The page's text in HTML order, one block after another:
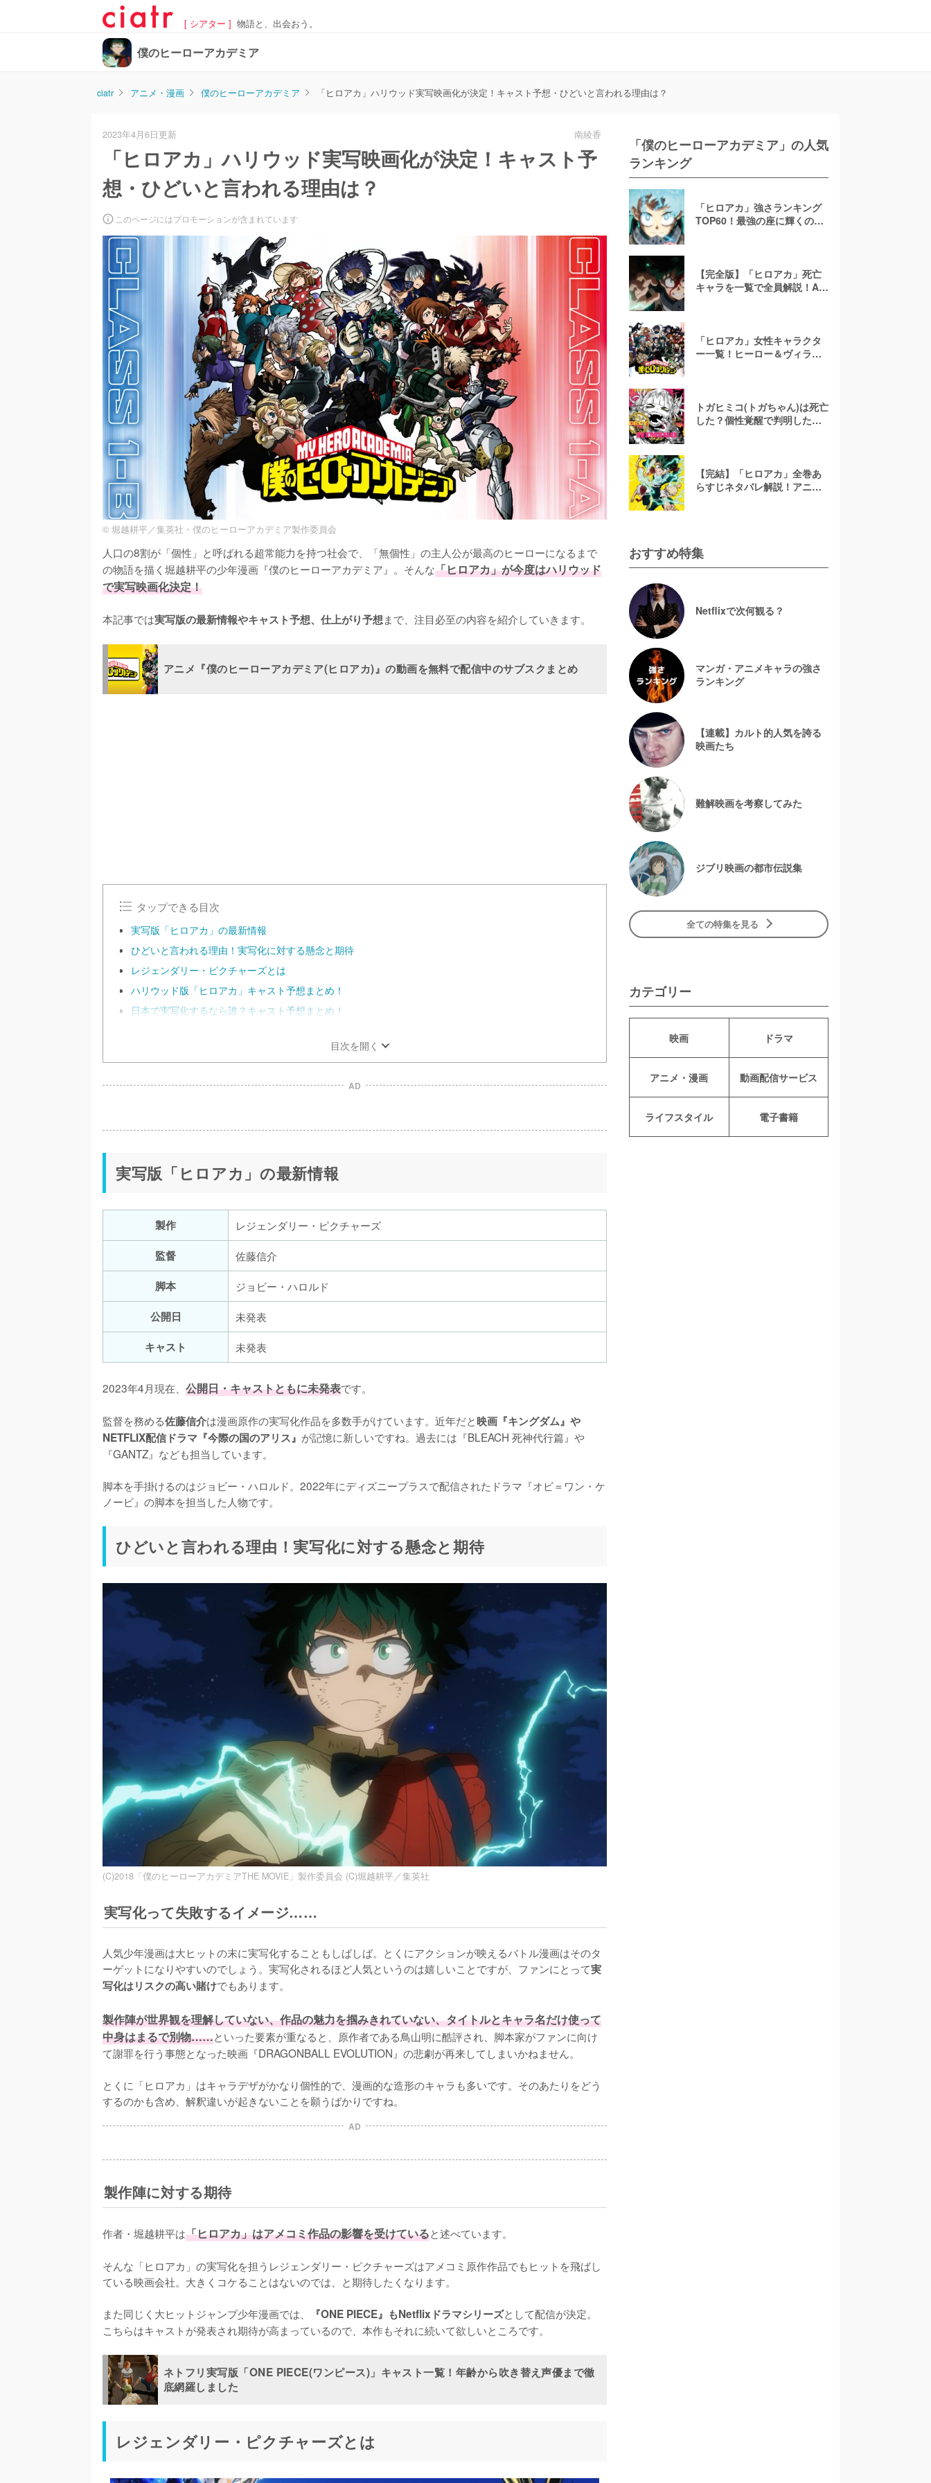
[ シアター ] 物語と、出会おう。
僕のヒーローアカデミア
ciatr アニメ・漫画 僕のヒーローアカデミア 「ヒロアカ」ハリウッド実写映画化が決定！キャスト予想・ひどいと言われる理由は？
2023年4月6日更新 南綾香
「ヒロアカ」ハリウッド実写映画化が決定！キャスト予
想・ひどいと言われる理由は？
このページにはプロモーションが含まれています
© 堀越耕平／集英社・僕のヒーローアカデミア製作委員会
人口の8割が「個性」と呼ばれる超常能力を持つ社会で、「無個性」の主人公が最高のヒーローになるまで
の物語を描く堀越耕平の少年漫画『僕のヒーローアカデミア』。そんな「ヒロアカ」が今度はハリウッド
で実写映画化決定！
本記事では実写版の最新情報やキャスト予想、仕上がり予想まで、注目必至の内容を紹介していきます。
アニメ『僕のヒーローアカデミア(ヒロアカ)』の動画を無料で配信中のサブスクまとめ
タップできる目次
実写版「ヒロアカ」の最新情報
ひどいと言われる理由！実写化に対する懸念と期待
レジェンダリー・ピクチャーズとは
ハリウッド版「ヒロアカ」キャスト予想まとめ！
日本で実写化するなら誰？キャスト予想まとめ！
目次を開く
AD
実写版「ヒロアカ」の最新情報
製作
レジェンダリー・ピクチャーズ
監督
佐藤信介
脚本
ジョビー・ハロルド
公開日
未発表
キャスト
未発表
2023年4月現在、 公開日・キャストともに未発表です。
監督を務める佐藤信介は漫画原作の実写化作品を多数手がけています。近年だと映画『キングダム』や
NETFLIX配信ドラマ『今際の国のアリス』 が記憶に新しいですね。過去には『BLEACH 死神代行篇』や
『GANTZ』なども担当しています。
脚本を手掛けるのはジョビー・ハロルド。2022年にディズニープラスで配信されたドラマ『オビ＝ワン・ケ
ノービ』の脚本を担当した人物です。
ひどいと言われる理由！実写化に対する懸念と期待
(C)2018「僕のヒーローアカデミアTHE MOVIE」製作委員会 (C)堀越耕平／集英社
実写化って失敗するイメージ……
人気少年漫画は大ヒットの末に実写化することもしばしば。とくにアクションが映えるバトル漫画はそのタ
ーゲットになりやすいのでしょう。実写化されるほど人気というのは嬉しいことですが、ファンにとって実
写化はリスクの高い賭けでもあります。
製作陣が世界観を理解していない、作品の魅力を掴みきれていない、タイトルとキャラ名だけ使って
中身はまるで別物……といった要素が重なると、原作者である鳥山明に酷評され、脚本家がファンに向け
て謝罪を行う事態となった映画『DRAGONBALL EVOLUTION』の悲劇が再来してしまいかねません。
とくに「ヒロアカ」はキャラデザがかなり個性的で、漫画的な造形のキャラも多いです。そのあたりをどう
するのかも含め、解釈違いが起きないことを願うばかりですね。
AD
製作陣に対する期待
作者・堀越耕平は「ヒロアカ」はアメコミ作品の影響を受けていると述べています。
そんな「ヒロアカ」の実写化を担うレジェンダリー・ピクチャーズはアメコミ原作作品でもヒットを飛ばし
ている映画会社。大きくコケることはないのでは、と期待したくなります。
また同じく大ヒットジャンプ少年漫画では、 『ONE PIECE』もNetflixドラマシリーズとして配信が決定。
こちらはキャストが発表され期待が高まっているので、本作もそれに続いて欲しいところです。
ネトフリ実写版「ONE PIECE(ワンピース)」キャスト一覧！年齢から吹き替え声優まで徹
底網羅しました
レジェンダリー・ピクチャーズとは
「僕のヒーローアカデミア」の人気
ランキング
「ヒロアカ」強さランキング
TOP60！最強の座に輝くのは
【完全版】「ヒロアカ」死亡
キャラを一覧で全員解説！A組
「ヒロアカ」女性キャラクタ
ー一覧！ヒーロー＆ヴィラン
トガヒミコ(トガちゃん)は死亡
した？個性覚醒で判明した過
【完結】「ヒロアカ」全巻あ
らすじネタバレ解説！アニメ
おすすめ特集
Netflixで次何観る？
マンガ・アニメキャラの強さ
ランキング
【連載】カルト的人気を誇る
映画たち
難解映画を考察してみた
ジブリ映画の都市伝説集
全ての特集を見る
カテゴリー
映画 ドラマ
アニメ・漫画 動画配信サービス
ライフスタイル 電子書籍